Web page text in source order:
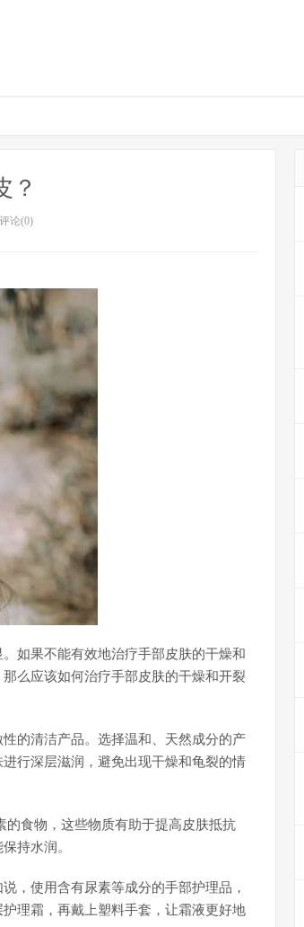
？
评论(0)
如果不能有效地治疗手部皮肤的干燥和
么应该如何治疗手部皮肤的干燥和开裂
的清洁产品。选择温和、天然成分的产
行深层滋润，避免出现干燥和龟裂的情
的食物，这些物质有助于提高皮肤抵抗
持水润。
，使用含有尿素等成分的手部护理品，
理霜，再戴上塑料手套，让霜液更好地